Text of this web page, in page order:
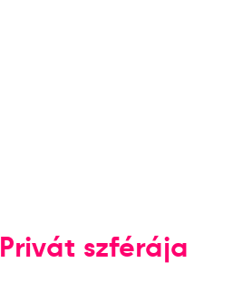
Privát szférája